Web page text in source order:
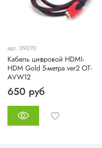
арт. 09070
Кабель цифровой HDMI-
HDM Gold 5-метра ver2 OT-
AVW12
650 руб